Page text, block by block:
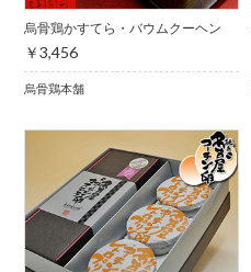
烏骨鶏かすてら・バウムクーヘン
￥3,456
烏骨鶏本舗